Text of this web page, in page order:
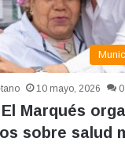
10 mayo, 2026 0
Marqués
sobre salud